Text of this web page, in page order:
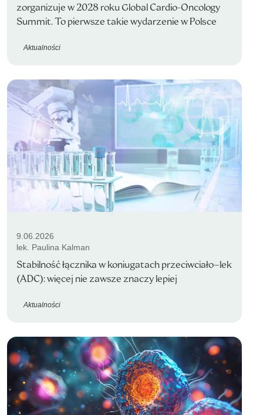
zorganizuje w 2028 roku Global Cardio-Oncology
Summit. To pierwsze takie wydarzenie w Polsce
Aktualności
9.06.2026
lek. Paulina Kalman
Stabilność łącznika w koniugatach przeciwciało–lek
(ADC): więcej nie zawsze znaczy lepiej
Aktualności